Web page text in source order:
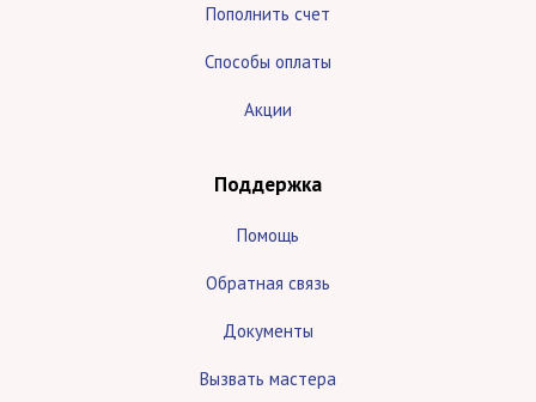
Пополнить счет
Способы оплаты
Акции
Поддержка
Помощь
Обратная связь
Документы
Вызвать мастера